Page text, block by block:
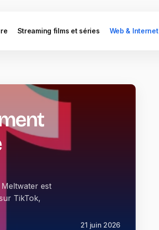
Streaming films et séries Web & Internet
est
TikTok,
21 juin 2026